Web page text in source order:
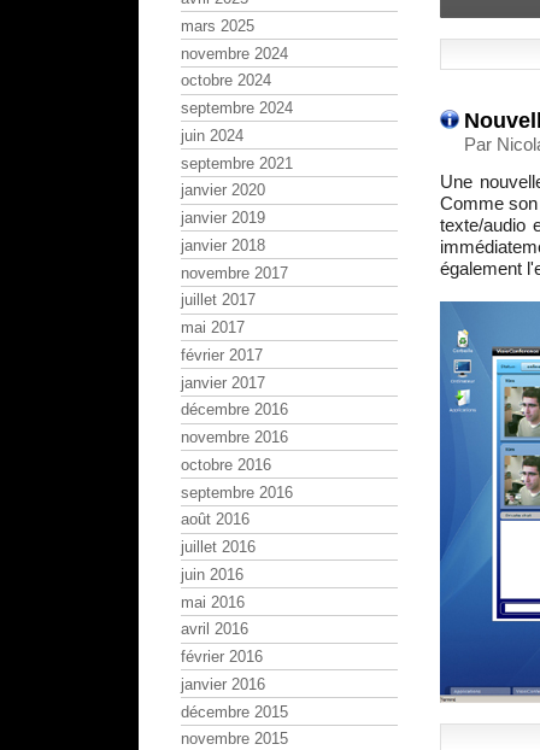
Par
Une
Comme
texte/audio
également
mars 2025
novembre 2024
octobre 2024
septembre 2024
juin 2024
septembre 2021
janvier 2020
janvier 2019
janvier 2018
novembre 2017
juillet 2017
mai 2017
février 2017
janvier 2017
décembre 2016
novembre 2016
octobre 2016
septembre 2016
août 2016
juillet 2016
juin 2016
mai 2016
avril 2016
février 2016
janvier 2016
décembre 2015
novembre 2015